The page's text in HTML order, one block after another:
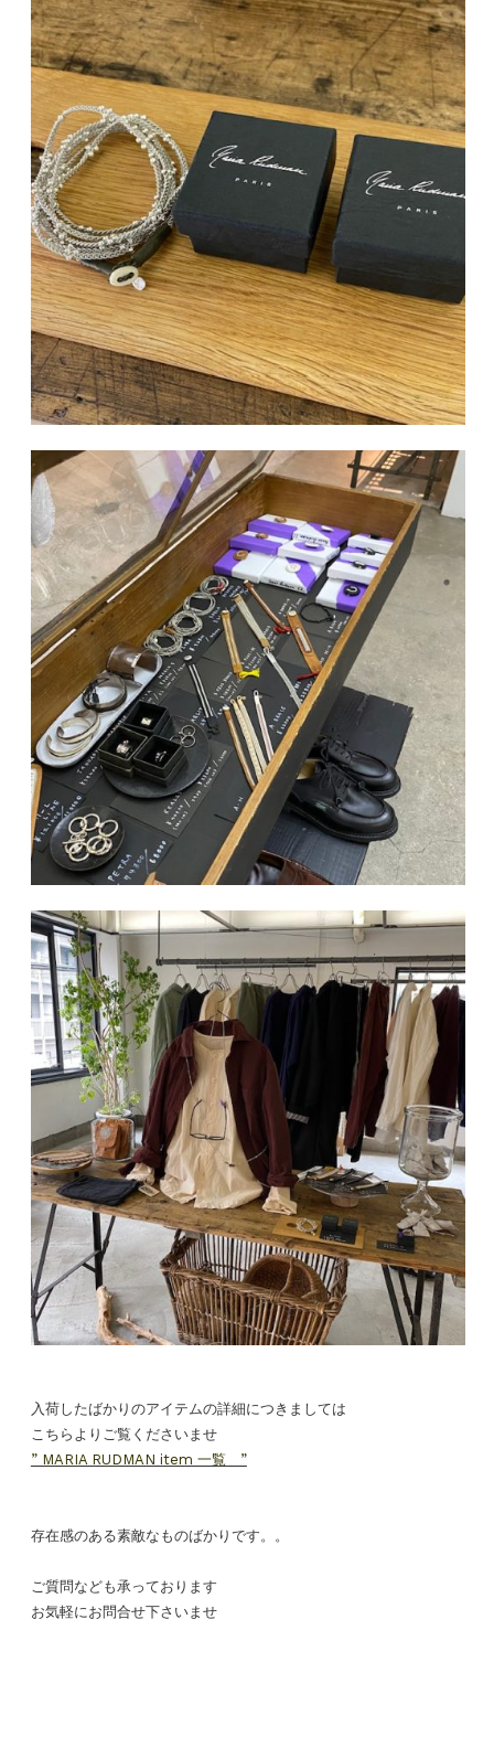
入荷したばかりのアイテムの詳細につきましては
こちらよりご覧くださいませ
” MARIA RUDMAN item 一覧 ”
存在感のある素敵なものばかりです。。
ご質問なども承っております
お気軽にお問合せ下さいませ